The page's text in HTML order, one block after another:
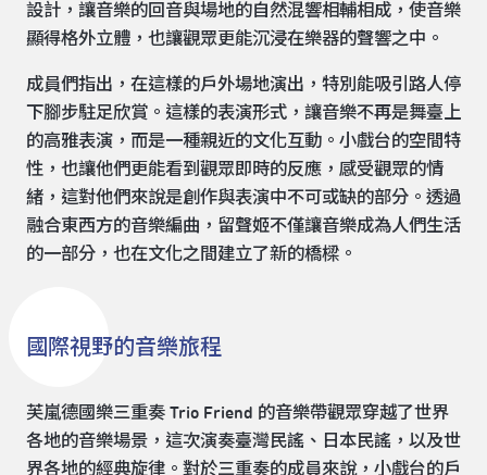
設計，讓音樂的回音與場地的自然混響相輔相成，使音樂
顯得格外立體，也讓觀眾更能沉浸在樂器的聲響之中。
成員們指出，在這樣的戶外場地演出，特別能吸引路人停
下腳步駐足欣賞。這樣的表演形式，讓音樂不再是舞臺上
的高雅表演，而是一種親近的文化互動。小戲台的空間特
性，也讓他們更能看到觀眾即時的反應，感受觀眾的情
緒，這對他們來說是創作與表演中不可或缺的部分。透過
融合東西方的音樂編曲，留聲姬不僅讓音樂成為人們生活
的一部分，也在文化之間建立了新的橋樑。
國際視野的音樂旅程
芙嵐德國樂三重奏 Trio Friend 的音樂帶觀眾穿越了世界
各地的音樂場景，這次演奏臺灣民謠、日本民謠，以及世
界各地的經典旋律。對於三重奏的成員來說，小戲台的戶